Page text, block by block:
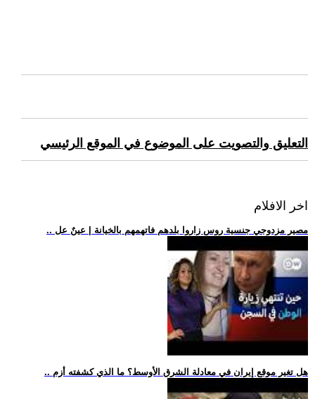
التعليق والتصويت على الموضوع في الموقع الرئيسي
اخر الافلام
.. مصير مزدوجي جنسية روس زاروا بلدهم فاتهمهم بالخيانة | عينٌ عل
.. هل تغير موقع إيران في معادلة الشرق الأوسط؟ ما الذي كشفته أزم